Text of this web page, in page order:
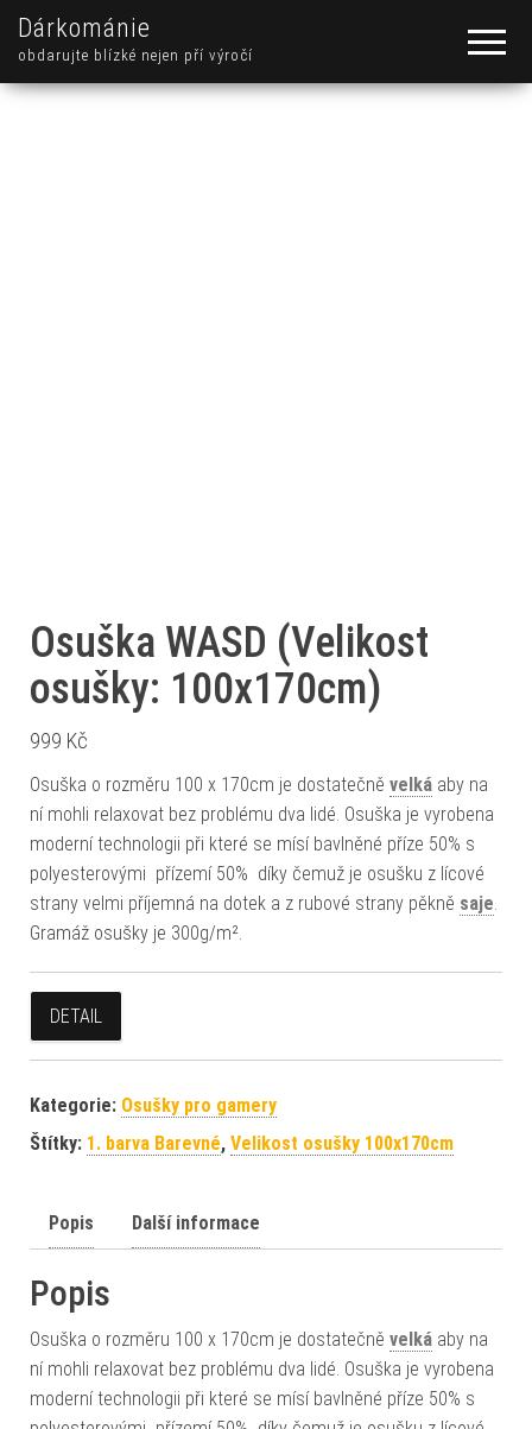
Dárkománie
obdarujte blízké nejen pří výročí
Osuška WASD (Velikost
osušky: 100x170cm)
999 Kč
Osuška o rozměru 100 x 170cm je dostatečně velká aby na
ní mohli relaxovat bez problému dva lidé. Osuška je vyrobena
moderní technologii při které se mísí bavlněné příze 50% s
polyesterovými přízemí 50% díky čemuž je osušku z lícové
strany velmi příjemná na dotek a z rubové strany pěkně saje.
Gramáž osušky je 300g/m².
DETAIL
Kategorie: Osušky pro gamery
Štítky: 1. barva Barevné, Velikost osušky 100x170cm
Popis Další informace
Popis
Osuška o rozměru 100 x 170cm je dostatečně velká aby na
ní mohli relaxovat bez problému dva lidé. Osuška je vyrobena
moderní technologii při které se mísí bavlněné příze 50% s